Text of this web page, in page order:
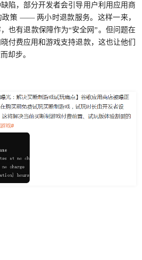
陷，部分开发者会引导用户利用应用商
政策 —— 两小时退款服务。这样一来，
也有退款保障作为“安全网”。但问题在
付费应用和游戏支持退款，这也让他们
却步。